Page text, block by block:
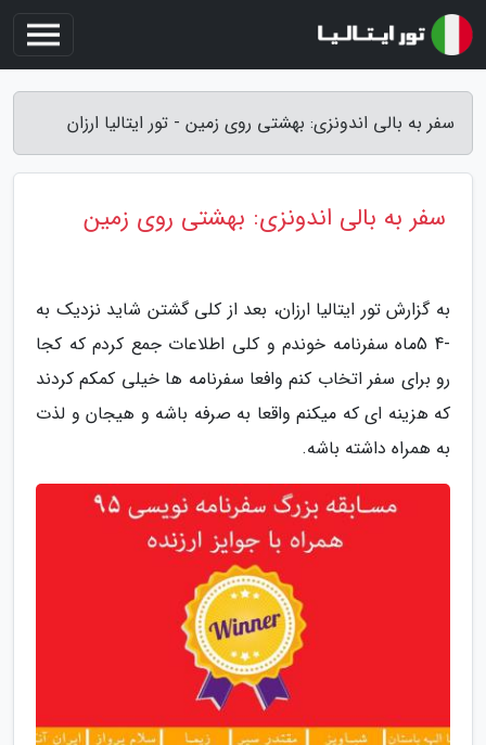
سفر به بالی اندونزی: بهشتی روی زمین - تور ایتالیا ارزان
سفر به بالی اندونزی: بهشتی روی زمین
به گزارش تور ایتالیا ارزان، بعد از کلی گشتن شاید نزدیک به
-4 5ماه سفرنامه خوندم و کلی اطلاعات جمع کردم که کجا
رو برای سفر اتخاب کنم وافعا سفرنامه ها خیلی کمکم کردند
که هزینه ای که میکنم واقعا به صرفه باشه و هیجان و لذت
به همراه داشته باشه.